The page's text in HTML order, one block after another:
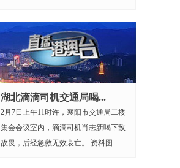
湖北滴滴司机交通局喝...
2月7日上午11时许，襄阳市交通局二楼
集会会议室内，滴滴司机肖志新喝下敌
敌畏，后经急救无效衰亡。 资料图 ...